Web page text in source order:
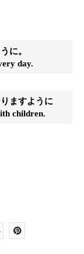
に。
day.
ますように
children.